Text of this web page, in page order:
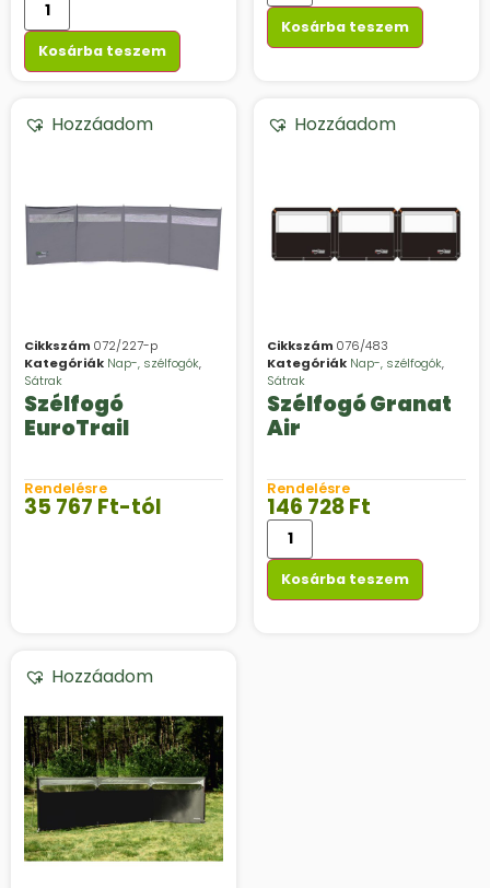
Kosárba teszem
Kosárba teszem
Hozzáadom
Cikkszám 072/227-p
Kategóriák Nap-, szélfogók,
Sátrak
Szélfogó
EuroTrail
Rendelésre
35 767 Ft-tól
Hozzáadom
Cikkszám 076/483
Kategóriák Nap-, szélfogók,
Sátrak
Szélfogó Granat
Air
Rendelésre
146 728Ft
Kosárba teszem
Hozzáadom